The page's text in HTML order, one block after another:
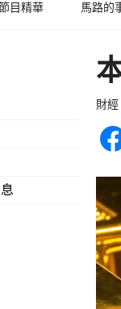
目精華 馬路的
財經